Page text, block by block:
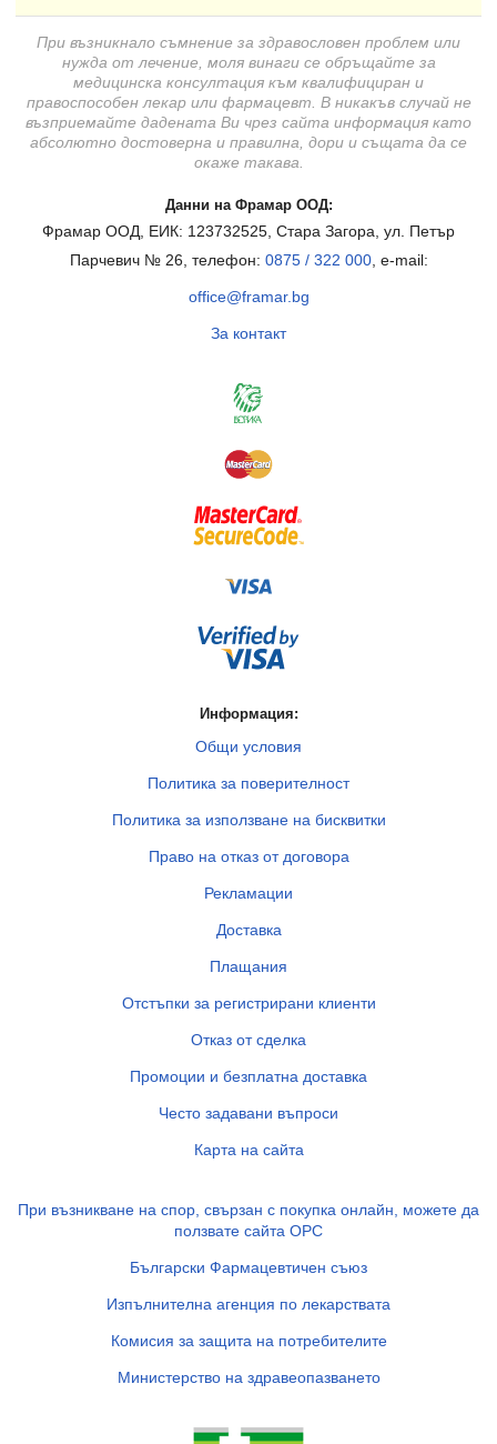
При възникнало съмнение за здравословен проблем или
нужда от лечение, моля винаги се обръщайте за
медицинска консултация към квалифициран и
правоспособен лекар или фармацевт. В никакъв случай не
възприемайте дадената Ви чрез сайта информация като
абсолютно достоверна и правилна, дори и същата да се
окаже такава.
Данни на Фрамар ООД:
Фрамар ООД, ЕИК: 123732525, Стара Загора, ул. Петър
Парчевич № 26, телефон: 0875 / 322 000, e-mail:
office@framar.bg
За контакт
Информация:
Общи условия
Политика за поверителност
Политика за използване на бисквитки
Право на отказ от договора
Рекламации
Доставка
Плащания
Отстъпки за регистрирани клиенти
Отказ от сделка
Промоции и безплатна доставка
Често задавани въпроси
Карта на сайта
При възникване на спор, свързан с покупка онлайн, можете да
ползвате сайта ОРС
Български Фармацевтичен съюз
Изпълнителна агенция по лекарствата
Комисия за защита на потребителите
Министерство на здравеопазването